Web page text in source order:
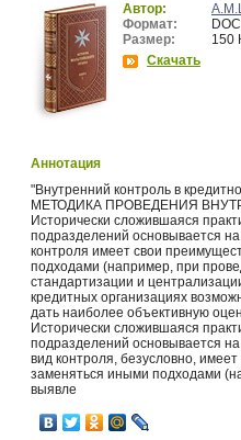
Автор:
Формат:
DOC
Размер:
150
Скачать
Аннотация
"Внутренний контроль в
МЕТОДИКА ПРОВЕДЕНИЯ
Исторически сложившаяся
подразделений основывается
контроля имеет свои
подходами (например, при
стандартизации и
кредитных организациях
дать наиболее объективную
Исторически сложившаяся
подразделений основывается
вид контроля, безусловно,
заменяться иными подходами
выявле